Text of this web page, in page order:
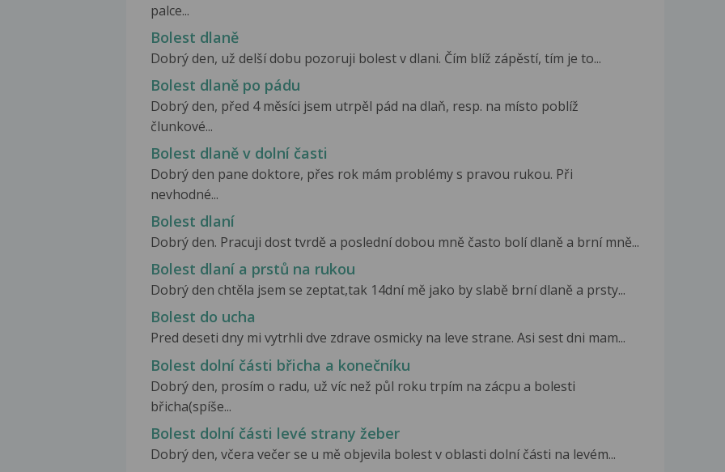
palce...
Bolest dlaně
Dobrý den, už delší dobu pozoruji bolest v dlani. Čím blíž zápěstí, tím je to...
Bolest dlaně po pádu
Dobrý den, před 4 měsíci jsem utrpěl pád na dlaň, resp. na místo poblíž
člunkové...
Bolest dlaně v dolní časti
Dobrý den pane doktore, přes rok mám problémy s pravou rukou. Při
nevhodné...
Bolest dlaní
Dobrý den. Pracuji dost tvrdě a poslední dobou mně často bolí dlaně a brní mně...
Bolest dlaní a prstů na rukou
Dobrý den chtěla jsem se zeptat,tak 14dní mě jako by slabě brní dlaně a prsty...
Bolest do ucha
Pred deseti dny mi vytrhli dve zdrave osmicky na leve strane. Asi sest dni mam...
Bolest dolní části břicha a konečníku
Dobrý den, prosím o radu, už víc než půl roku trpím na zácpu a bolesti
břicha(spíše...
Bolest dolní části levé strany žeber
Dobrý den, včera večer se u mě objevila bolest v oblasti dolní části na levém...